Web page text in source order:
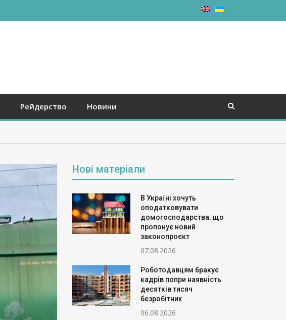
Рейдерство Новини
Нові матеріали
В Україні хочуть
оподатковувати
домогосподарства: що
пропонує новий
законопроєкт
07.08.2026
Роботодавцям бракує
кадрів попри наявність
десятків тисяч
безробітних
06.08.2026